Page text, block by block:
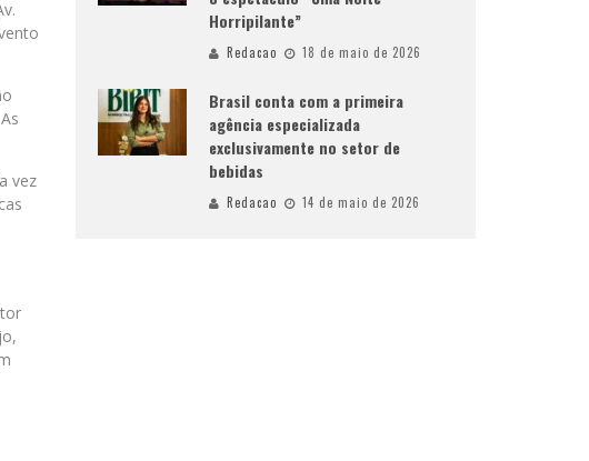
vez
Horripilante”
Redacao 18 de maio de 2026
Brasil conta com a primeira
agência especializada
exclusivamente no setor de
bebidas
Redacao 14 de maio de 2026